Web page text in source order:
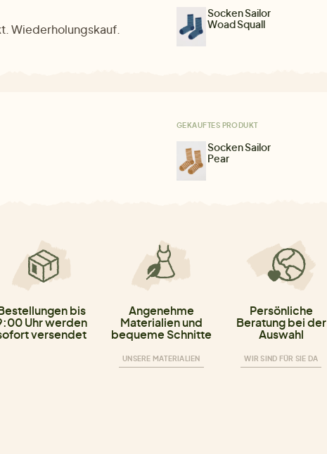
Wiederholungskauf.
Socken Sailor
Woad Squall
GEKAUFTES PRODUKT
Socken Sailor
Pear
bis
Uhr werden
versendet
Angenehme
Materialien und
bequeme Schnitte
UNSERE MATERIALIEN
Persönliche
Beratung bei der
Auswahl
WIR SIND FÜR SIE DA